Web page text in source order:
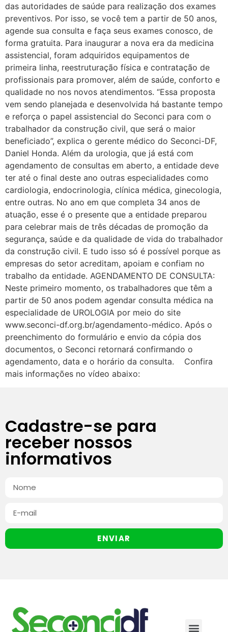
das autoridades de saúde para realização dos exames
preventivos. Por isso, se você tem a partir de 50 anos,
agende sua consulta e faça seus exames conosco, de
forma gratuita. Para inaugurar a nova era da medicina
assistencial, foram adquiridos equipamentos de
primeira linha, reestruturação física e contratação de
profissionais para promover, além de saúde, conforto e
qualidade no nos novos atendimentos. “Essa proposta
vem sendo planejada e desenvolvida há bastante tempo
e reforça o papel assistencial do Seconci para com o
trabalhador da construção civil, que será o maior
beneficiado”, explica o gerente médico do Seconci-DF,
Daniel Honda. Além da urologia, que já está com
agendamento de consultas em aberto, a entidade deve
ter até o final deste ano outras especialidades como
cardiologia, endocrinologia, clínica médica, ginecologia,
entre outras. No ano em que completa 34 anos de
atuação, esse é o presente que a entidade preparou
para celebrar mais de três décadas de promoção da
segurança, saúde e da qualidade de vida do trabalhador
da construção civil. E tudo isso só é possível porque as
empresas do setor acreditam, apoiam e confiam no
trabalho da entidade. AGENDAMENTO DE CONSULTA:
Neste primeiro momento, os trabalhadores que têm a
partir de 50 anos podem agendar consulta médica na
especialidade de UROLOGIA por meio do site
www.seconci-df.org.br/agendamento-médico. Após o
preenchimento do formulário e envio da cópia dos
documentos, o Seconci retornará confirmando o
agendamento, data e o horário da consulta. Confira
mais informações no vídeo abaixo:
Cadastre-se para
receber nossos
informativos
ENVIAR